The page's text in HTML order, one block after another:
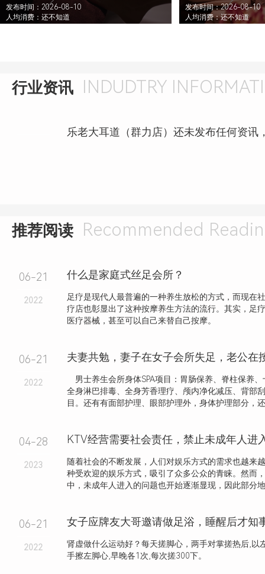
发布时间：2026-08-10
人均消费：还不知道
发布时间：2026-08-10
人均消费：还不知道
行业资讯 INDUDTRY
乐老大耳道（群力店）还未发布任何资讯
推荐阅读 Recommended
06-21
2022
什么是家庭式丝足会所？
足疗是现代人最普遍的一种养生放松的方式，而现在
疗店也彰显出了这种按摩养生方法的流行。其实，足
医疗器械，甚至可以自己来替自己按摩。
06-21
2022
男士养生会所身体SPA项目：胃肠保养、脊柱保养
全身淋巴排毒、全身芳香理疗、颅内净化减压、背部
目。还有有面部护理、眼部护理外，身体护理部分，
04-28
2023
随着社会的不断发展，人们对娱乐方式的需求也越来
种受欢迎的娱乐方式，吸引了众多公众的青睐。然而
中，未成年人进入的问题也开始逐渐显现，因此部分
06-21
2022
肾虚做什么运动好？每天搓脚心，两手对掌搓热后,以
手擦左脚心,早晚各1次,每次搓300下。